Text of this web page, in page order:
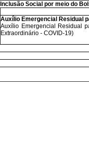
Inclusão Social por meio do
Auxílio Emergencial Residual
Auxílio Emergencial Residual
Extraordinário - COVID-19)